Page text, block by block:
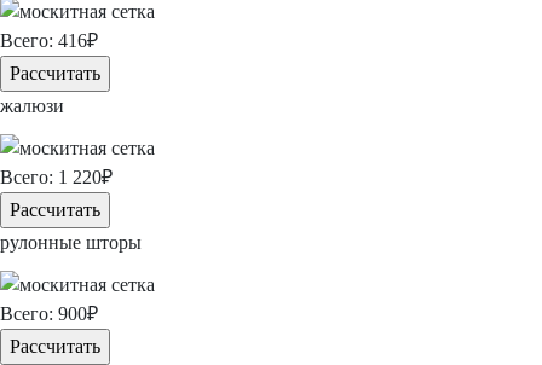
Всего: 416₽
Рассчитать
жалюзи
Всего: 1 220₽
Рассчитать
рулонные шторы
Всего: 900₽
Рассчитать